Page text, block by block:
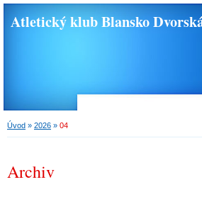
Atletický klub Blansko
Úvod » 2026 » 04
Archiv